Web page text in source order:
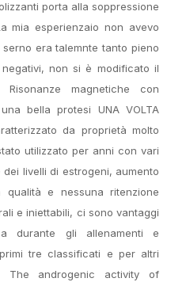
porta alla soppressione
mia esperienzaio non avevo
era talemnte tanto pieno
non si è modificato il
Risonanze magnetiche con
bella protesi UNA VOLTA
da proprietà molto
utilizzato per anni con vari
livelli di estrogeni, aumento
e nessuna ritenzione
e iniettabili, ci sono vantaggi
durante gli allenamenti e
tre classificati e per altri
androgenic activity of